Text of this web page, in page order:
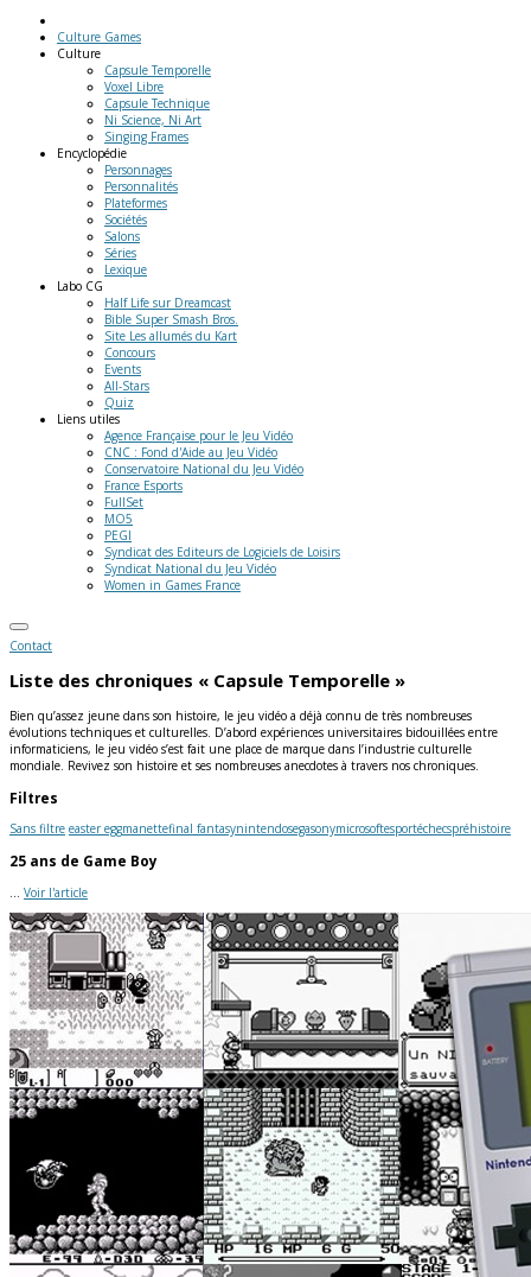
Culture Games
Culture
Capsule Temporelle
Voxel Libre
Capsule Technique
Ni Science, Ni Art
Singing Frames
Encyclopédie
Personnages
Personnalités
Plateformes
Sociétés
Salons
Séries
Lexique
Labo CG
Half Life sur Dreamcast
Bible Super Smash Bros.
Site Les allumés du Kart
Concours
Events
All-Stars
Quiz
Liens utiles
Agence Française pour le Jeu Vidéo
CNC : Fond d'Aide au Jeu Vidéo
Conservatoire National du Jeu Vidéo
France Esports
FullSet
MO5
PEGI
Syndicat des Editeurs de Logiciels de Loisirs
Syndicat National du Jeu Vidéo
Women in Games France
Contact
Liste des chroniques « Capsule Temporelle »
Bien qu’assez jeune dans son histoire, le jeu vidéo a déjà connu de très nombreuses
évolutions techniques et culturelles. D’abord expériences universitaires bidouillées entre
informaticiens, le jeu vidéo s’est fait une place de marque dans l’industrie culturelle
mondiale. Revivez son histoire et ses nombreuses anecdotes à travers nos chroniques.
Filtres
Sans filtre easter eggmanettefinal fantasynintendosegasonymicrosoftesportéchecspréhistoire
25 ans de Game Boy
Voir l'article